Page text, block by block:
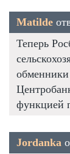
Matilde
Теперь
обменники
функцией
Jordanka